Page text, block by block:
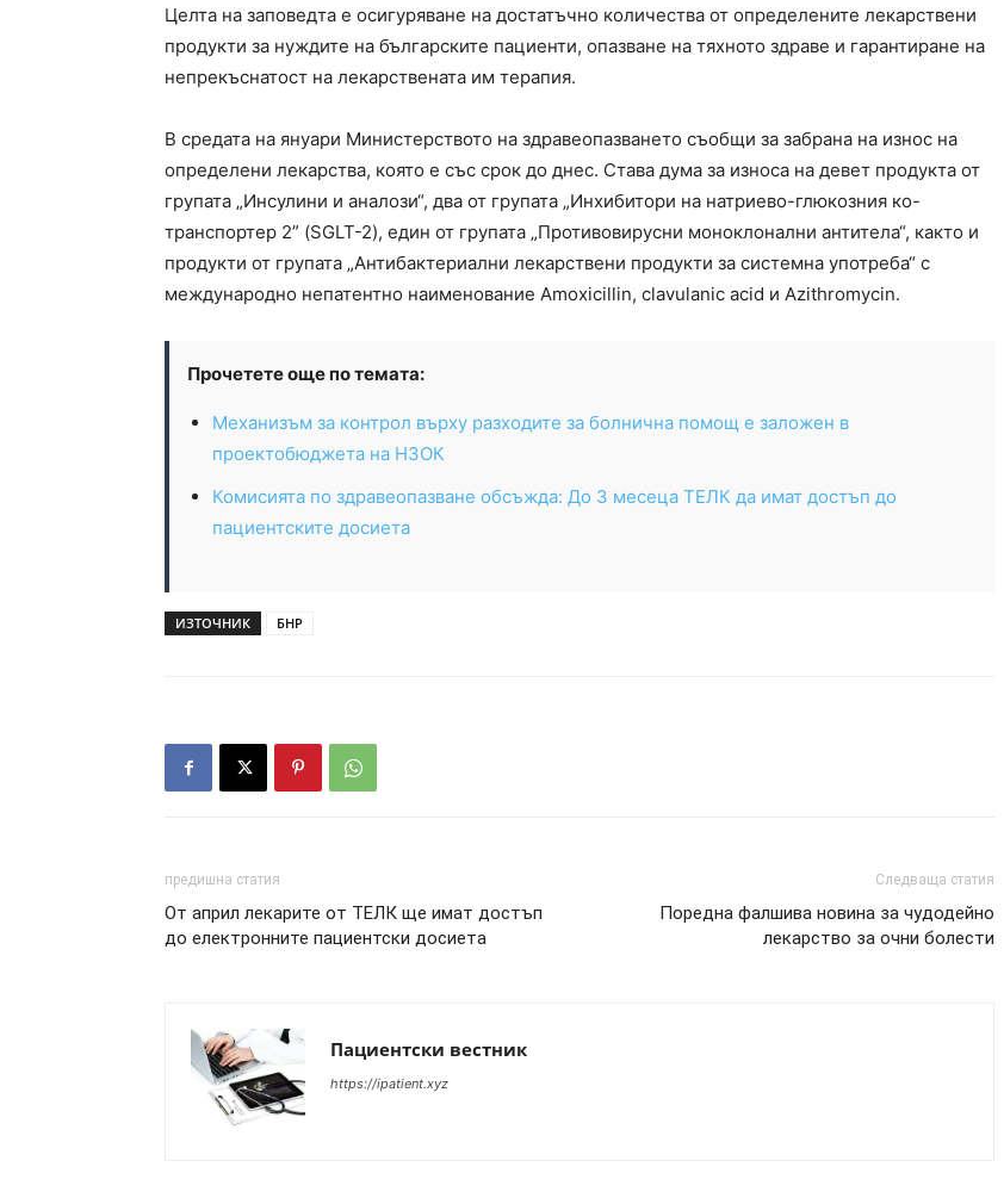
Целта на заповедта е осигуряване на достатъчно количества от определените лекарствени
продукти за нуждите на българските пациенти, опазване на тяхното здраве и гарантиране на
непрекъснатост на лекарствената им терапия.
В средата на януари Министерството на здравеопазването съобщи за забрана на износ на
определени лекарства, която е със срок до днес. Става дума за износа на девет продукта от
групата „Инсулини и аналози“, два от групата „Инхибитори на натриево-глюкозния ко-
транспортер 2” (SGLT-2), един от групата „Противовирусни моноклонални антитела“, както и
продукти от групата „Антибактериални лекарствени продукти за системна употреба“ с
международно непатентно наименование Amoxicillin, clavulanic acid и Azithromycin.
Прочетете още по темата:
Механизъм за контрол върху разходите за болнична помощ е заложен в
проектобюджета на НЗОК
Комисията по здравеопазване обсъжда: До 3 месеца ТЕЛК да имат достъп до
пациентските досиета
ИЗТОЧНИК БНР
предишна статия
От април лекарите от ТЕЛК ще имат достъп
до електронните пациентски досиета
Следваща статия
Поредна фалшива новина за чудодейно
лекарство за очни болести
Пациентски вестник
https://ipatient.xyz